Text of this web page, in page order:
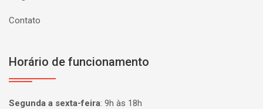
Contato
Horário de funcionamento
Segunda a sexta-feira: 9h às 18h